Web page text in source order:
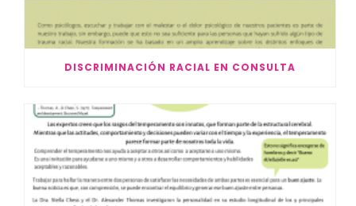
DISCRIMINACIÓN RACIAL EN CONSULTA